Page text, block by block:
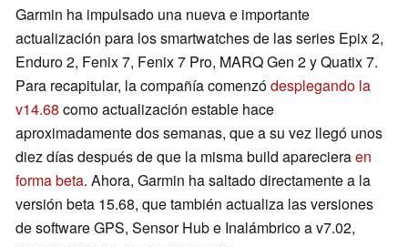
Garmin ha impulsado una nueva e importante
actualización para los smartwatches de las series Epix 2,
Enduro 2, Fenix 7, Fenix 7 Pro, MARQ Gen 2 y Quatix 7.
Para recapitular, la compañía comenzódesplegando la
v14.68 como actualización estable hace
aproximadamente dos semanas, que a su vez llegó unos
diez días después de que la misma build aparecieraen
forma beta. Ahora, Garmin ha saltado directamente a la
versión beta 15.68, que también actualiza las versiones
de software GPS, Sensor Hub e Inalámbrico a v7.02,